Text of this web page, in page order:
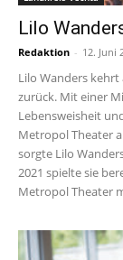
Lilo
Redaktion - 12. Juni
Lilo Wanders kehrt
zurück. Mit einer
Lebensweisheit
Metropol Theater
sorgte Lilo
2021 spielte sie
Metropol Theater